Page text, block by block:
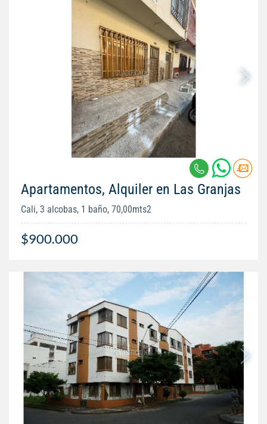
Apartamentos, Alquiler en Las Granjas
Cali, 3 alcobas, 1 baño, 70,00mts2
$900.000